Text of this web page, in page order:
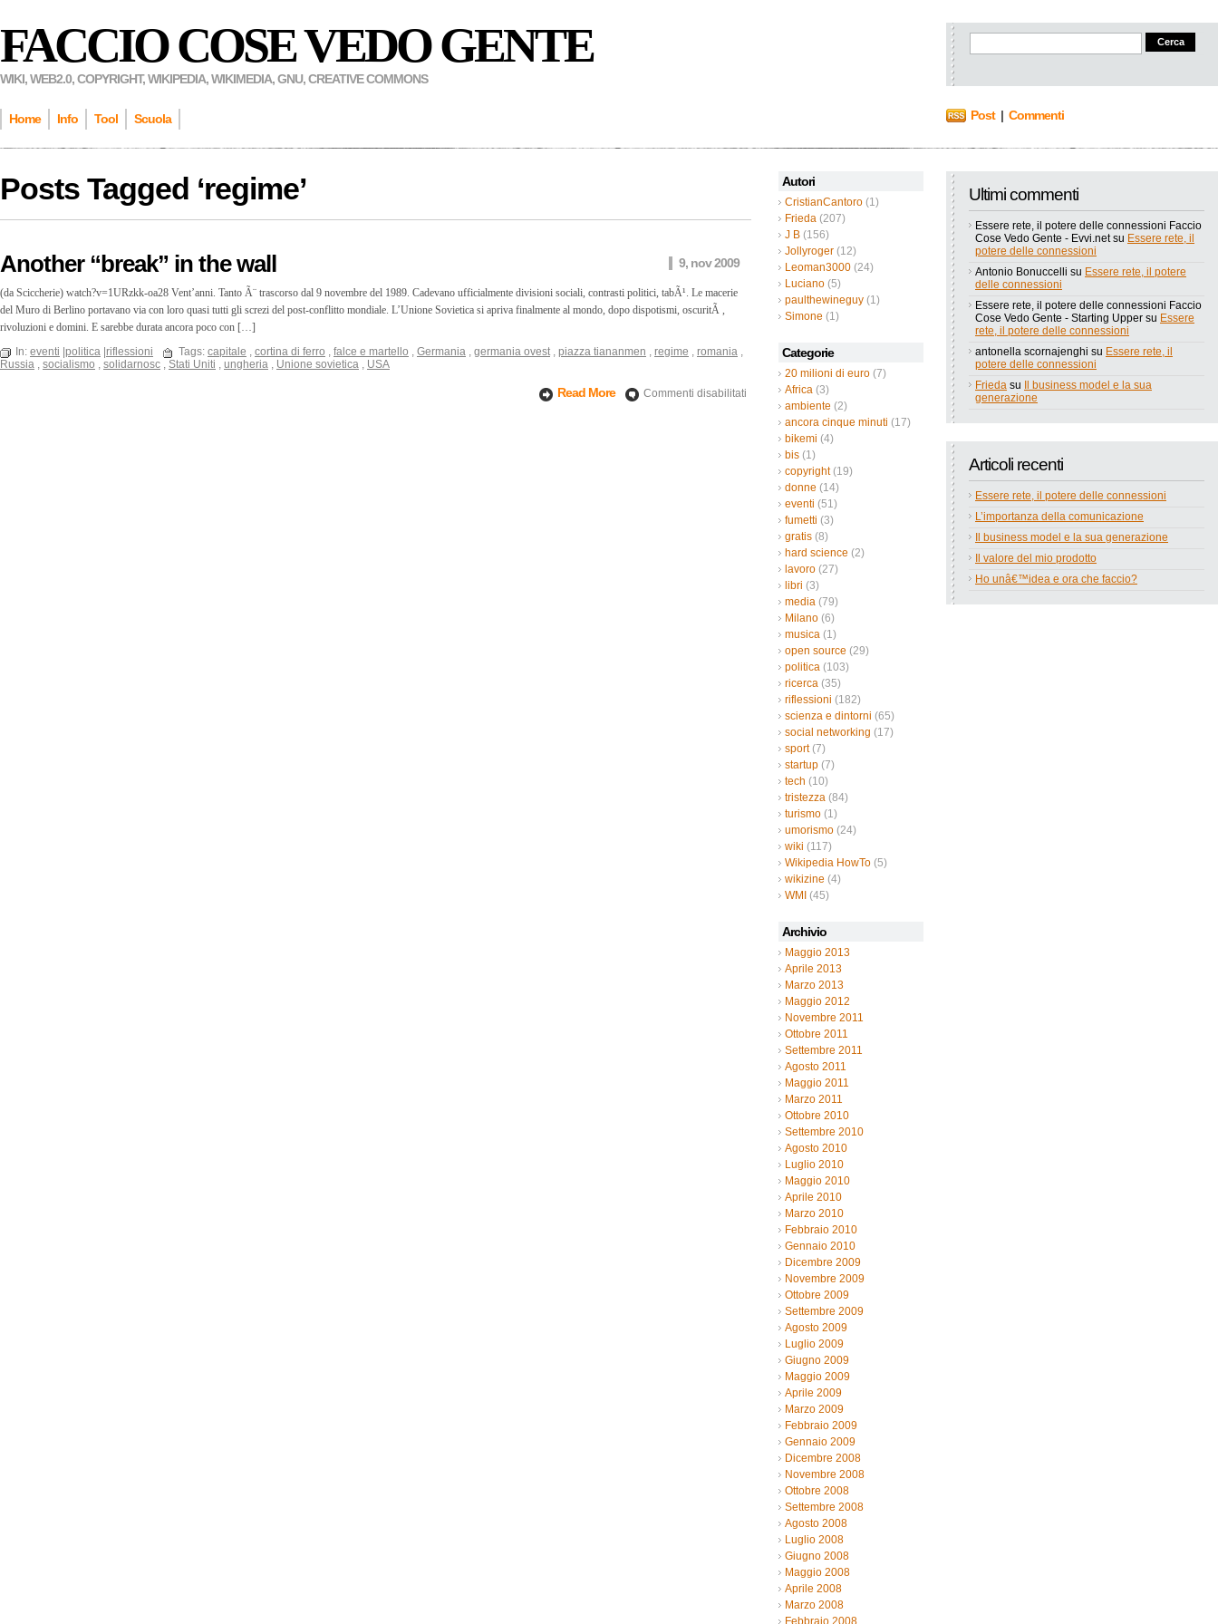
FACCIO COSE VEDO GENTE
WIKI, WEB2.0, COPYRIGHT, WIKIPEDIA, WIKIMEDIA, GNU, CREATIVE COMMONS
Home Info Tool Scuola Post| Commenti
Autori
CristianCantoro (1)
Frieda (207)
J B (156)
Jollyroger (12)
Leoman3000 (24)
Luciano (5)
paulthewineguy (1)
Simone (1)
Categorie
20 milioni di euro (7)
Africa (3)
ambiente (2)
ancora cinque minuti (17)
bikemi (4)
bis (1)
copyright(19)
donne (14)
eventi (51)
fumetti (3)
gratis (8)
hard science (2)
lavoro (27)
libri (3)
media (79)
Milano (6)
musica (1)
open source (29)
politica (103)
ricerca (35)
riflessioni (182)
scienza e dintorni (65)
social networking (17)
sport(7)
startup (7)
tech (10)
tristezza (84)
turismo (1)
umorismo (24)
wiki (117)
Wikipedia HowTo (5)
wikizine (4)
WMI (45)
Archivio
Maggio 2013
Aprile 2013
Marzo 2013
Maggio 2012
Novembre 2011
Ottobre 2011
Settembre 2011
Agosto 2011
Maggio 2011
Marzo 2011
Ottobre 2010
Settembre 2010
Agosto 2010
Luglio 2010
Maggio 2010
Aprile 2010
Marzo 2010
Febbraio 2010
Gennaio 2010
Dicembre 2009
Novembre 2009
Ottobre 2009
Settembre 2009
Agosto 2009
Luglio 2009
Giugno 2009
Maggio 2009
Aprile 2009
Marzo 2009
Febbraio 2009
Gennaio 2009
Dicembre 2008
Novembre 2008
Ottobre 2008
Settembre 2008
Agosto 2008
Luglio 2008
Giugno 2008
Maggio 2008
Aprile 2008
Marzo 2008
Febbraio 2008
Ultimi commenti
Essere rete, il potere delle connessioni Faccio
Cose Vedo Gente - Evvi.netsu Essere rete, il
potere delle connessioni
Antonio Bonuccelli su Essere rete, il potere
delle connessioni
Essere rete, il potere delle connessioni Faccio
Cose Vedo Gente - Starting Upper su Essere
rete, il potere delle connessioni
antonella scornajenghi su Essere rete, il
potere delle connessioni
Frieda su
Il business model e la sua
generazione
Articoli recenti
Essere rete, il potere delle connessioni
L’importanza della comunicazione
Il business model e la sua generazione
Il valore del mio prodotto
Ho unâ€™idea e ora che faccio?
Posts Tagged ‘regime’
Another “break” in the wall 9, nov 2009
(da Sciccherie) watch?v=1URzkk-oa28 Vent’anni. Tanto Ã¨ trascorso dal 9 novembre del 1989. Cadevano ufficialmente divisioni sociali, contrasti politici, tabÃ¹. Le macerie
del Muro di Berlino portavano via con loro quasi tutti gli screzi del post-conflitto mondiale. L’Unione Sovietica si apriva finalmente al mondo, dopo dispotismi, oscuritÃ ,
rivoluzioni e domini. E sarebbe durata ancora poco con […]
In: eventi politica riflessioni Tags: capitale , cortina di ferro , falce e martello , Germania , germania ovest , piazza tiananmen , regime , romania ,
Russia , socialismo , solidarnosc , Stati Uniti , ungheria , Unione sovietica , USA
Read More Commenti disabilitati
Another